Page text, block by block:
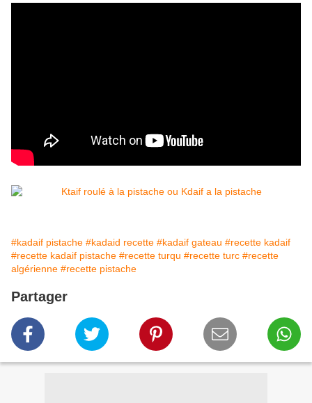
#kadaif pistache #kadaid recette #kadaif gateau #recette kadaif
#recette kadaif pistache #recette turqu #recette turc #recette
algérienne #recette pistache
Partager